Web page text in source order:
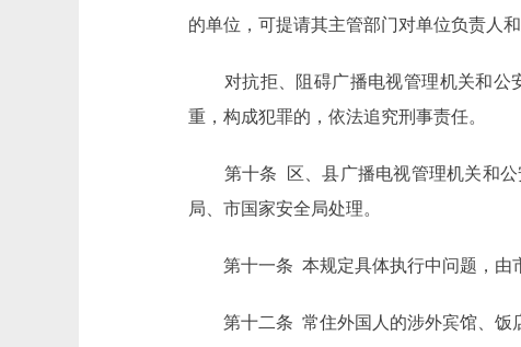
的单位，可提请其主管部门对单位负责人
对抗拒、阻碍广播电视管理机关和公安
重，构成犯罪的，依法追究刑事责任。
第十条 区、县广播电视管理机关和公
局、市国家安全局处理。
第十一条 本规定具体执行中问题，由市
第十二条 常住外国人的涉外宾馆、饭店